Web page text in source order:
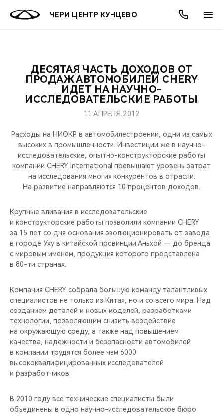
ЧЕРИ ЦЕНТР КУНЦЕВО
МОДЕЛИ
ВСЕ МОДЕЛИ
СЕДАНЫ
НОВИНКИ
ПОКУПАТЕЛЯМ
ВЫБОР И ПОКУПКА
ВЛАДЕЛЬЦАМ
СЕРВИС
ПОДДЕРЖКА
CHERY CONNECT
МИР CHERY
АКСЕССУАРЫ
CHERY В СОЦСЕТЯХ
ЛЮДИ CHERY
CHERY REMOTE
CHERY И СПОРТ
ВИДЕООБЗОРЫ
CHERY ДЛЯ ДЕТЕЙ
АКЦИИ
ВЫГОДЫ И АКЦИИ
ОНЛАЙН СЕРВИСЫ
ВЫБОР И ПОКУПКА
О КОМПАНИИ
О НАС
ДЕСЯТАЯ ЧАСТЬ ДОХОДОВ ОТ
ПРОДАЖ АВТОМОБИЛЕЙ CHERY
ИДЕТ НА НАУЧНО-
ИССЛЕДОВАТЕЛЬСКИЕ РАБОТЫ
11 АПРЕЛЯ 2012
Расходы на НИОКР в автомобилестроении, одни из самых
высоких в промышленности. Инвестиции же в научно-
исследовательские, опытно-конструкторские работы
компании CHERY International превышают уровень затрат
на исследования многих конкурентов в отрасли.
На развитие направляются 10 процентов доходов.
Крупные вливания в исследовательские
и конструкторские работы позволили компании CHERY
за 15 лет со дня основания эволюционировать от завода
в городе Уху в китайской провинции Аньхой — до бренда
с мировым именем, продукция которого представлена
в 80-ти странах.
Компания CHERY собрала большую команду талантливых
специалистов не только из Китая, но и со всего мира. Над
созданием деталей и новых моделей, разработками
технологии, позволяющим снизить воздействие
на окружающую среду, а также над повышением
качества, надежности и безопасности автомобилей
в компании трудятся более чем 6000
высококвалифицированных исследователей
и разработчиков.
В 2010 году все технические специалисты были
объединены в одно научно-исследовательское бюро